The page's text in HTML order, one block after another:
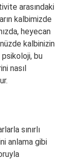
arasındaki
kalbimizde
heyecan
kalbinizin
psikoloji, bu
nasıl
sınırlı
anlama gibi